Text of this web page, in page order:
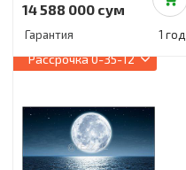
14 588 000 сум
Гарантия 1 год
Рассрочка0-35-12